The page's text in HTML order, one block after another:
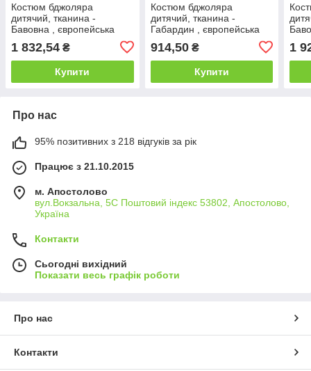
Костюм бджоляра
дитячий, тканина -
Бавовна , європейська
1 832,54 ₴
Купити
Костюм бджоляра
дитячий, тканина -
Габардин , європейська
914,50₴
Купити
1
Про нас
95% позитивних з 218 відгуків за рік
Працює з 21.10.2015
м. Апостолово
вул.Вокзальна, 5С Поштовий індекс 53802, Апостолово,
Україна
Контакти
Сьогодні вихідний
Показати весь графік роботи
Про нас
Контакти